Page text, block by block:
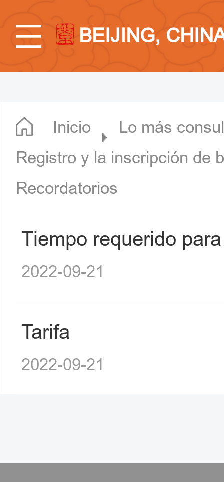
BEIJING,
Inicio
Lo más
Registro y la inscripción de
Recordatorios
Tiempo requerido
2022-09-21
Tarifa
2022-09-21